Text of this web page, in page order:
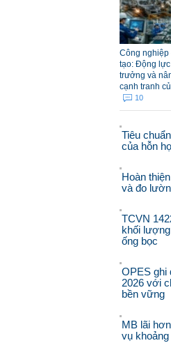
Công nghiệp
tạo: Động
trưởng và
cạnh tranh
10
Tiêu
của hỗn
Hoàn
và đo
TCVN
khối
ống bọc
OPES ghi
2026 với
bền vững
MB lãi
vụ